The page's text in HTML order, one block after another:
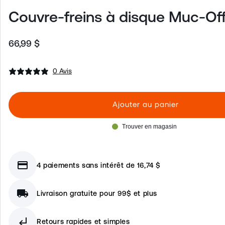
Couvre-freins à disque Muc-
Prix
66,99 $
0 Avis
Ajouter au panier
Trouver en magasin
credit_card 4 paiements sans intérêt de 16,74 $
local_shipping Livraison gratuite pour 99$ et plus
subdirectory_arrow_left Retours rapides et simples